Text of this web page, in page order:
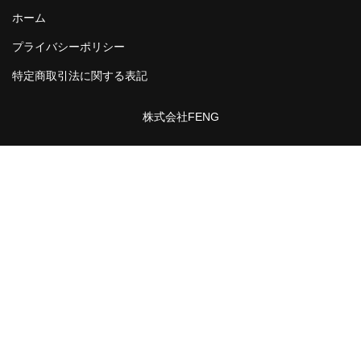
ホーム
プライバシーポリシー
特定商取引法に関する表記
株式会社FENG